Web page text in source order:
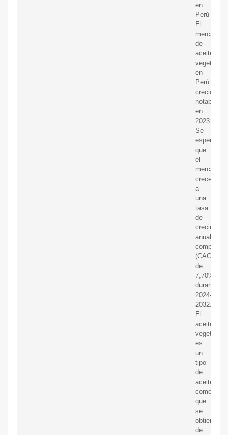
en
Perú
El
mercado
de
aceite
vegetal
en
Perú
creció
en
2023.
Se
espera
que
el
mercado
crecerá
a
una
tasa
de
anual
compuesta
(CAGR)
de
7,70%
durante
2024-
2032.
El
aceite
vegetal
es
un
tipo
de
aceite
comestible
que
se
obtiene
de